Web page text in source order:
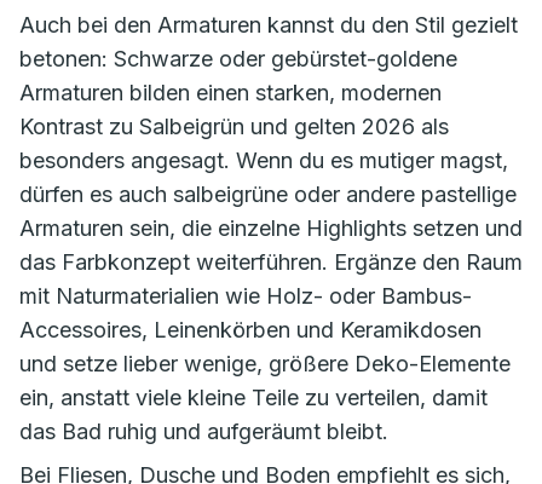
Auch bei den Armaturen kannst du den Stil gezielt
betonen: Schwarze oder gebürstet-goldene
Armaturen bilden einen starken, modernen
Kontrast zu Salbeigrün und gelten 2026 als
besonders angesagt. Wenn du es mutiger magst,
dürfen es auch salbeigrüne oder andere pastellige
Armaturen sein, die einzelne Highlights setzen und
das Farbkonzept weiterführen. Ergänze den Raum
mit Naturmaterialien wie Holz- oder Bambus-
Accessoires, Leinenkörben und Keramikdosen
und setze lieber wenige, größere Deko-Elemente
ein, anstatt viele kleine Teile zu verteilen, damit
das Bad ruhig und aufgeräumt bleibt.
Bei Fliesen, Dusche und Boden empfiehlt es sich,